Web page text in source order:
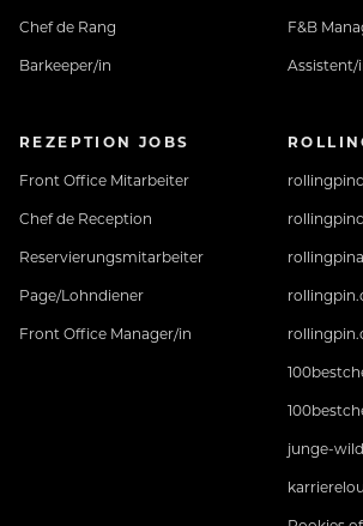
Chef de Rang
Barkeeper/in
F&B
Assistent/
REZEPTION JOBS
Front Office Mitarbeiter
Chef de Reception
Reservierungsmitarbeiter
Page/Lohndiener
Front Office Manager/in
junge-